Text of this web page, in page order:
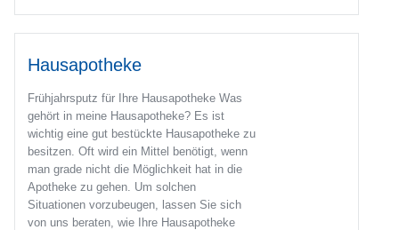
Hausapotheke
Frühjahrsputz für Ihre Hausapotheke Was
gehört in meine Hausapotheke? Es ist
wichtig eine gut bestückte Hausapotheke zu
besitzen. Oft wird ein Mittel benötigt, wenn
man grade nicht die Möglichkeit hat in die
Apotheke zu gehen. Um solchen
Situationen vorzubeugen, lassen Sie sich
von uns beraten, wie Ihre Hausapotheke